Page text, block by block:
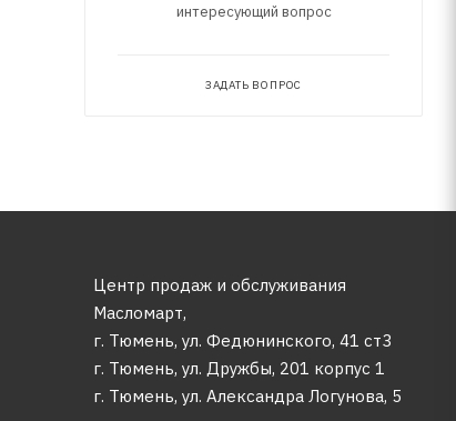
интересующий вопрос
ЗАДАТЬ ВОПРОС
Центр продаж и обслуживания
Масломарт,
г. Тюмень, ул. Федюнинского, 41 ст3
г. Тюмень, ул. Дружбы, 201 корпус 1
г. Тюмень, ул. Александра Логунова, 5